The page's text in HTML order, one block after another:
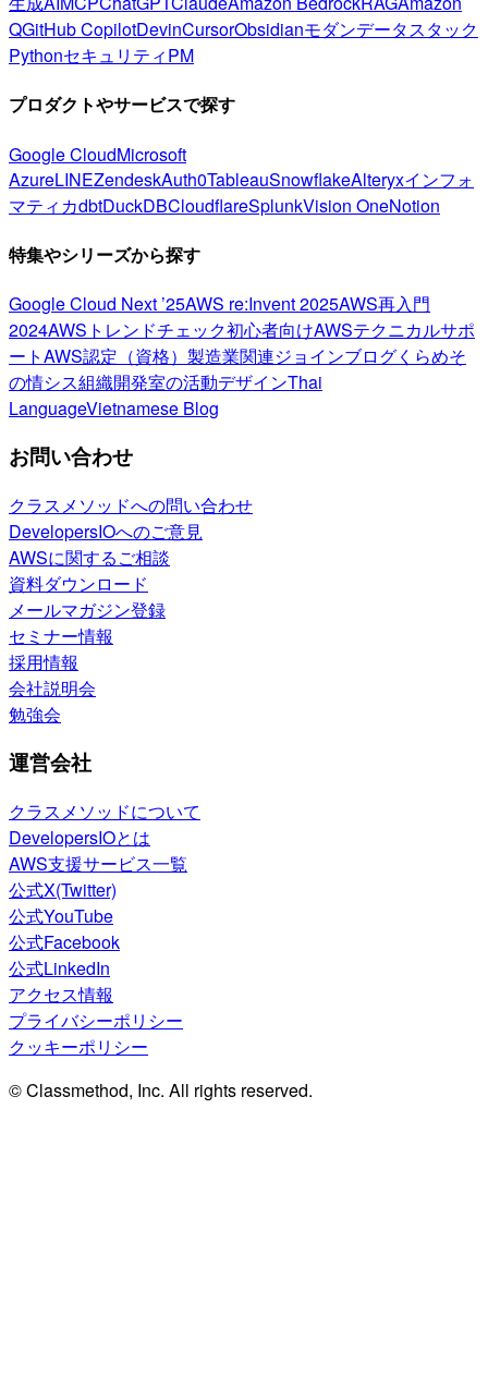
QGitHub CopilotDevinCursorObsidianモダンデータスタック
PythonセキュリティPM
プロダクトやサービスで探す
Google CloudMicrosoft
AzureLINEZendeskAuth0TableauSnowflakeAlteryxインフォ
マティカdbtDuckDBCloudflareSplunkVision OneNotion
特集やシリーズから探す
Google Cloud Next ’25AWS re:Invent 2025AWS再入門
2024AWSトレンドチェック初心者向けAWSテクニカルサポ
ートAWS認定（資格） 製造業関連ジョインブログくらめそ
の情シス組織開発室の活動デザインThai
LanguageVietnamese Blog
お問い合わせ
クラスメソッドへの問い合わせ
DevelopersIOへのご意見
AWSに関するご相談
資料ダウンロード
メールマガジン登録
セミナー情報
採用情報
会社説明会
勉強会
運営会社
クラスメソッドについて
DevelopersIOとは
AWS支援サービス一覧
公式X(Twitter)
公式YouTube
公式Facebook
公式LinkedIn
アクセス情報
プライバシーポリシー
クッキーポリシー
© Classmethod, Inc. All rights reserved.